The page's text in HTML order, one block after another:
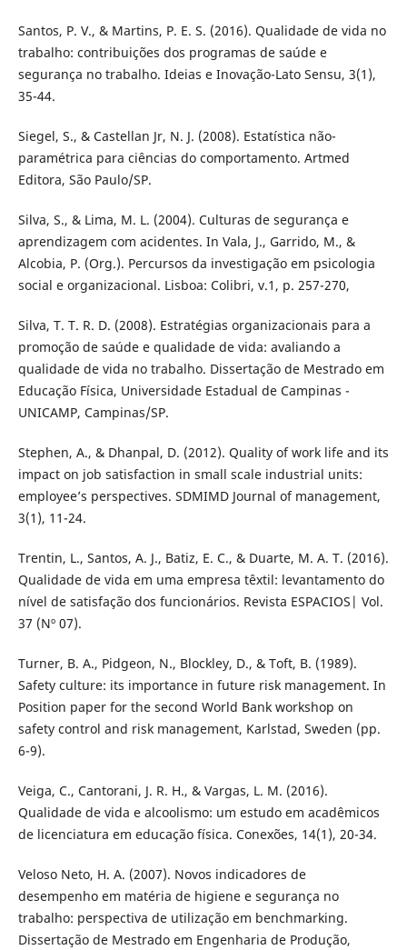
Santos, P. V., & Martins, P. E. S. (2016). Qualidade de vida no
trabalho: contribuições dos programas de saúde e
segurança no trabalho. Ideias e Inovação-Lato Sensu, 3(1),
35-44.
Siegel, S., & Castellan Jr, N. J. (2008). Estatística não-
paramétrica para ciências do comportamento. Artmed
Editora, São Paulo/SP.
Silva, S., & Lima, M. L. (2004). Culturas de segurança e
aprendizagem com acidentes. In Vala, J., Garrido, M., &
Alcobia, P. (Org.). Percursos da investigação em psicologia
social e organizacional. Lisboa: Colibri, v.1, p. 257-270,
Silva, T. T. R. D. (2008). Estratégias organizacionais para a
promoção de saúde e qualidade de vida: avaliando a
qualidade de vida no trabalho. Dissertação de Mestrado em
Educação Física, Universidade Estadual de Campinas -
UNICAMP, Campinas/SP.
Stephen, A., & Dhanpal, D. (2012). Quality of work life and its
impact on job satisfaction in small scale industrial units:
employee’s perspectives. SDMIMD Journal of management,
3(1), 11-24.
Trentin, L., Santos, A. J., Batiz, E. C., & Duarte, M. A. T. (2016).
Qualidade de vida em uma empresa têxtil: levantamento do
nível de satisfação dos funcionários. Revista ESPACIOS| Vol.
37 (Nº 07).
Turner, B. A., Pidgeon, N., Blockley, D., & Toft, B. (1989).
Safety culture: its importance in future risk management. In
Position paper for the second World Bank workshop on
safety control and risk management, Karlstad, Sweden (pp.
6-9).
Veiga, C., Cantorani, J. R. H., & Vargas, L. M. (2016).
Qualidade de vida e alcoolismo: um estudo em acadêmicos
de licenciatura em educação física. Conexões, 14(1), 20-34.
Veloso Neto, H. A. (2007). Novos indicadores de
desempenho em matéria de higiene e segurança no
trabalho: perspectiva de utilização em benchmarking.
Dissertação de Mestrado em Engenharia de Produção,